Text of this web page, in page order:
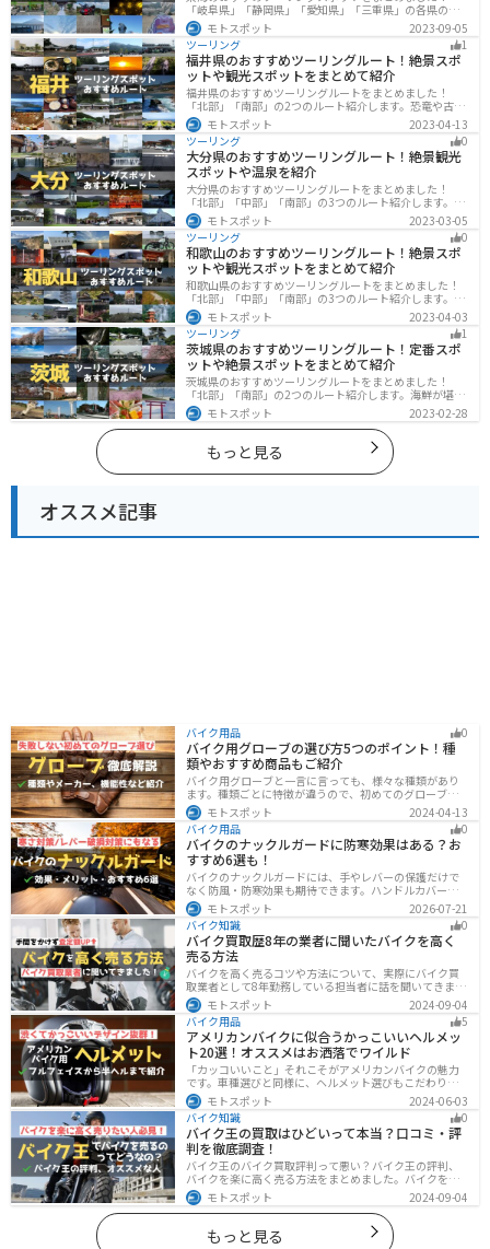
「岐阜県」「静岡県」「愛知県」「三重県」の各県の観
光地紹介します。自然豊かな山々や湖、温泉地が点在
し、四季折々の景色を楽しめるスポットが多数ありま
す。バイクで東海にツーリングに行く際は参考にしてく
ださい。
モトスポット
2023-09-05
ツーリング
1
福井県のおすすめツーリングルート！絶景スポ
ットや観光スポットをまとめて紹介
福井県のおすすめツーリングルートをまとめました！
「北部」「南部」の2つのルート紹介します。恐竜や古代
遺跡、温泉地など魅力に溢れるスポットが多数ありま
す。バイクで福井県にツーリングに行く際は参考にして
ください。
モトスポット
2023-04-13
ツーリング
0
大分県のおすすめツーリングルート！絶景観光
スポットや温泉を紹介
大分県のおすすめツーリングルートをまとめました！
「北部」「中部」「南部」の3つのルート紹介します。阿
蘇の雄大な自然を満喫できるスポットや温泉を満喫する
ツーリングができます。バイクで大分県にツーリングに
行く際は参考にしてください。
モトスポット
2023-03-05
ツーリング
0
和歌山のおすすめツーリングルート！絶景スポ
ットや観光スポットをまとめて紹介
和歌山県のおすすめツーリングルートをまとめました！
「北部」「中部」「南部」の3つのルート紹介します。海
と山に囲まれた自然豊かなエリアが広がり、様々な楽し
み方ができます。バイクで和歌山県にツーリングに行く
際は参考にしてください。
モトスポット
2023-04-03
ツーリング
1
茨城県のおすすめツーリングルート！定番スポ
ットや絶景スポットをまとめて紹介
茨城県のおすすめツーリングルートをまとめました！
「北部」「南部」の2つのルート紹介します。海鮮が堪能
できる港や梅の景勝地、自然豊かな山々があるのでツー
リングにもってこいです。バイクで茨城県にツーリング
に行く際は参考にしてください。
モトスポット 2023-02-28
もっと見る
オススメ記事
バイク用品 0
バイク用グローブの選び方5つのポイント！種
類やおすすめ商品もご紹介
バイク用グローブと一言に言っても、様々な種類があり
ます。種類ごとに特徴が違うので、初めてのグローブ選
びで失敗しないように、しっかりと理解して選ぶように
しましょう。この記事では、特徴やメリットデメリッ
ト、有名メーカーなど初心者が知っておくべきことをま
とめました。
モトスポット
2024-04-13
バイク用品
0
バイクのナックルガードに防寒効果はある？お
すすめ6選も！
バイクのナックルガードには、手やレバーの保護だけで
なく防風・防寒効果も期待できます。ハンドルカバーと
の違いやメリット・デメリット、選び方を解説し、冬の
ツーリングにおすすめの大型ナックルガード6選を価格や
特徴とともに紹介します。
モトスポット
2026-07-21
バイク知識
0
バイク買取歴8年の業者に聞いたバイクを高く
売る方法
バイクを高く売るコツや方法について、実際にバイク買
取業者として8年勤務している担当者に話を聞いてきまし
た！高く買い取ってもらえるバイクの特徴や業者がどの
くらい利益を上乗せしているかなど、バイクを売ろうと
している人は必見の内容になっています。
モトスポット
2024-09-04
バイク用品
5
アメリカンバイクに似合うかっこいいヘルメッ
ト20選！オススメはお洒落でワイルド
「カッコいいこと」それこそがアメリカンバイクの魅力
です。車種選びと同様に、ヘルメット選びもこだわりた
いところですよね。アメリカンバイクの魅力をもっと引
き立ててくれるオススメのヘルメットを紹介します。
モトスポット
2024-06-03
バイク知識
0
バイク王の買取はひどいって本当？口コミ・評
判を徹底調査！
バイク王のバイク買取評判って悪い？バイク王の評判、
バイクを楽に高く売る方法をまとめました。バイクを売
却しようと考えている方は、是非参考にしてください。
モトスポット 2024-09-04
もっと見る